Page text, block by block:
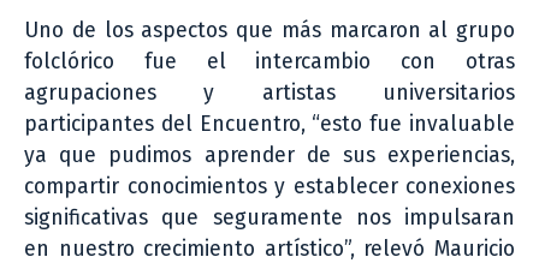
Uno de los aspectos que más marcaron al grupo
folclórico fue el intercambio con otras
agrupaciones y artistas universitarios
participantes del Encuentro, “esto fue invaluable
ya que pudimos aprender de sus experiencias,
compartir conocimientos y establecer conexiones
significativas que seguramente nos impulsaran
en nuestro crecimiento artístico”, relevó Mauricio